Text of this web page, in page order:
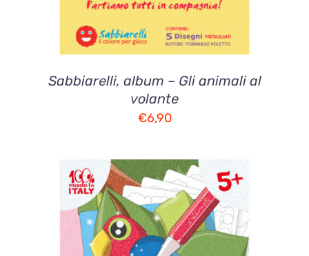
Sabbiarelli, album – Gli animali al
volante
€6,90